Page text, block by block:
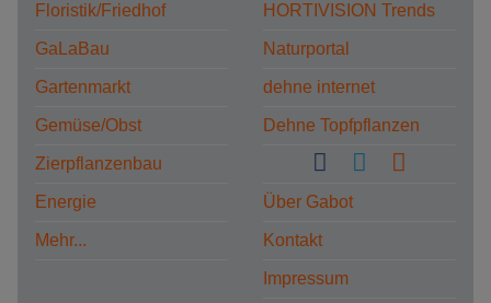
Floristik/Friedhof
GaLaBau
Gartenmarkt
Gemüse/Obst
Zierpflanzenbau
Energie
Mehr...
HORTIVISION Trends
Naturportal
dehne internet
Dehne Topfpflanzen
Über Gabot
Kontakt
Impressum